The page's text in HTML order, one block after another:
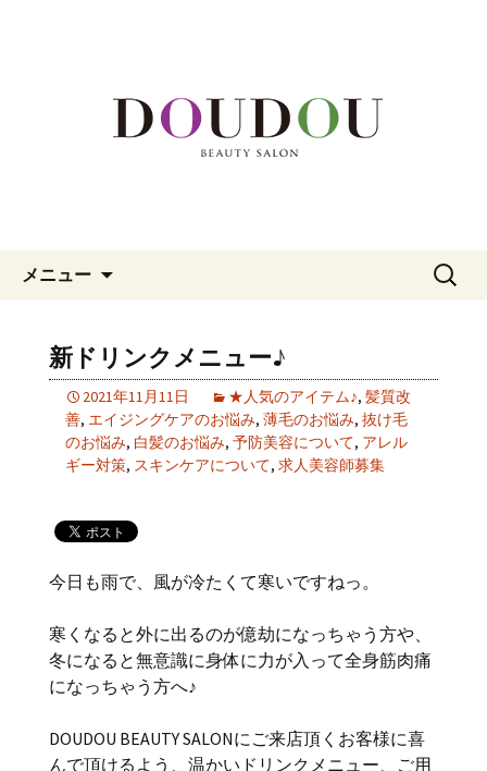
「DOUDOU BEAUTY SALON」
メニュー
検
新ドリンクメニュー♪
2021年11月11日 ★人気のアイテム♪, 髪質改
善, エイジングケアのお悩み, 薄毛のお悩み, 抜け毛
のお悩み, 白髪のお悩み, 予防美容について, アレル
ギー対策, スキンケアについて, 求人美容師募集
今日も雨で、風が冷たくて寒いですねっ。
寒くなると外に出るのが億劫になっちゃう方や、
冬になると無意識に身体に力が入って全身筋肉痛
になっちゃう方へ♪
DOUDOU BEAUTY SALONにご来店頂くお客様に喜
んで頂けるよう、温かいドリンクメニュー、ご用